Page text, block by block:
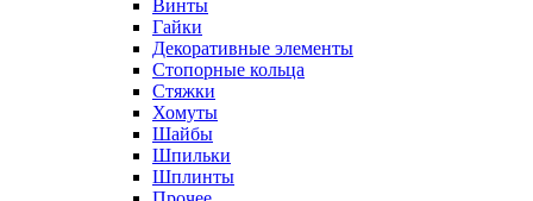
Винты
Гайки
Декоративные элементы
Стопорные кольца
Стяжки
Хомуты
Шайбы
Шпильки
Шплинты